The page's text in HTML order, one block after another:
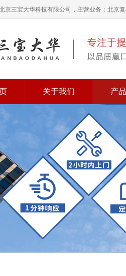
京三宝大华科技有限公司，主营业务：北京
关于我们 产